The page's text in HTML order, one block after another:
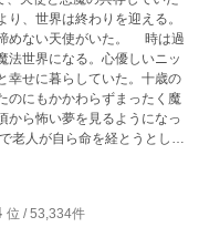
、世界は終わりを迎える。
めない天使がいた。 時は過
法世界になる。心優しいニッ
幸せに暮らしていた。十歳の
のにもかかわらずまったく魔
から怖い夢を見るようになっ
人が自ら命を経とうとして
を助けるのだけど…… 心
よ。」 ニッカのやさしさ
～
位 / 53,334件